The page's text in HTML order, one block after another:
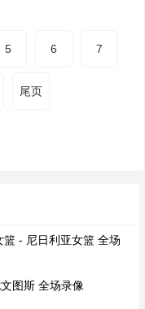
5 6 7
尾页
- 尼日利亚女篮 全场
图斯 全场录像